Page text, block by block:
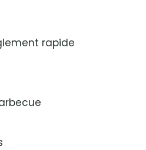
rapide